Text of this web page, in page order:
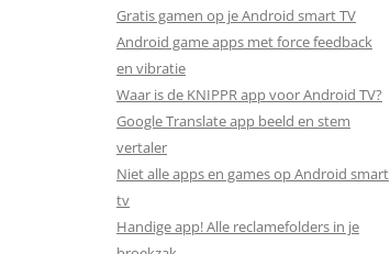
Gratis gamen op je Android smart TV
Android game apps met force feedback
en vibratie
Waar is de KNIPPR app voor Android TV?
Google Translate app beeld en stem
vertaler
Niet alle apps en games op Android smart
tv
Handige app! Alle reclamefolders in je